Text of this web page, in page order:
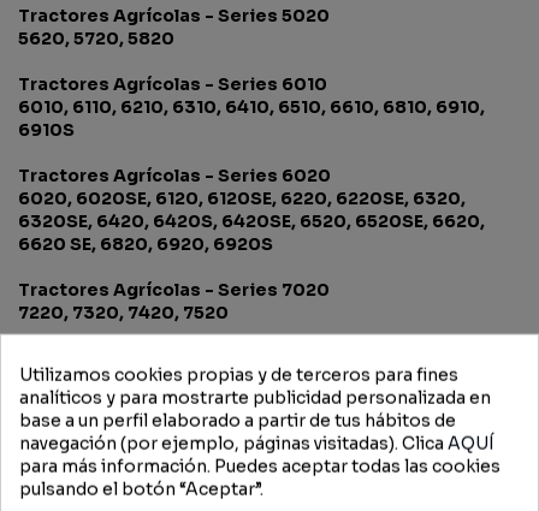
Tractores Agrícolas - Series 5020
5620, 5720, 5820
Tractores Agrícolas - Series 6010
6010, 6110, 6210, 6310, 6410, 6510, 6610, 6810, 6910,
6910S
Tractores Agrícolas - Series 6020
6020, 6020SE, 6120, 6120SE, 6220, 6220SE, 6320,
6320SE, 6420, 6420S, 6420SE, 6520, 6520SE, 6620,
6620 SE, 6820, 6920, 6920S
Tractores Agrícolas - Series 7020
7220, 7320, 7420, 7520
FICHA TÉCNICA
OPINIONES (0)
Utilizamos cookies propias y de terceros para fines
analíticos y para mostrarte publicidad personalizada en
base a un perfil elaborado a partir de tus hábitos de
navegación (por ejemplo, páginas visitadas). Clica AQUÍ
para más información. Puedes aceptar todas las cookies
pulsando el botón “Aceptar”.